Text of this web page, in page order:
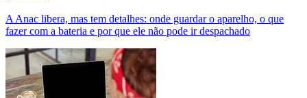
A Anac libera, mas tem detalhes: onde guardar o aparelho, o que
fazer com a bateria e por que ele não pode ir despachado